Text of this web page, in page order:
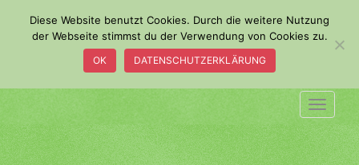
a
i
Diese Website benutzt Cookies. Durch die weitere Nutzung
der Webseite stimmst du der Verwendung von Cookies zu.
OK DATENSCHUTZERKLÄRUNG